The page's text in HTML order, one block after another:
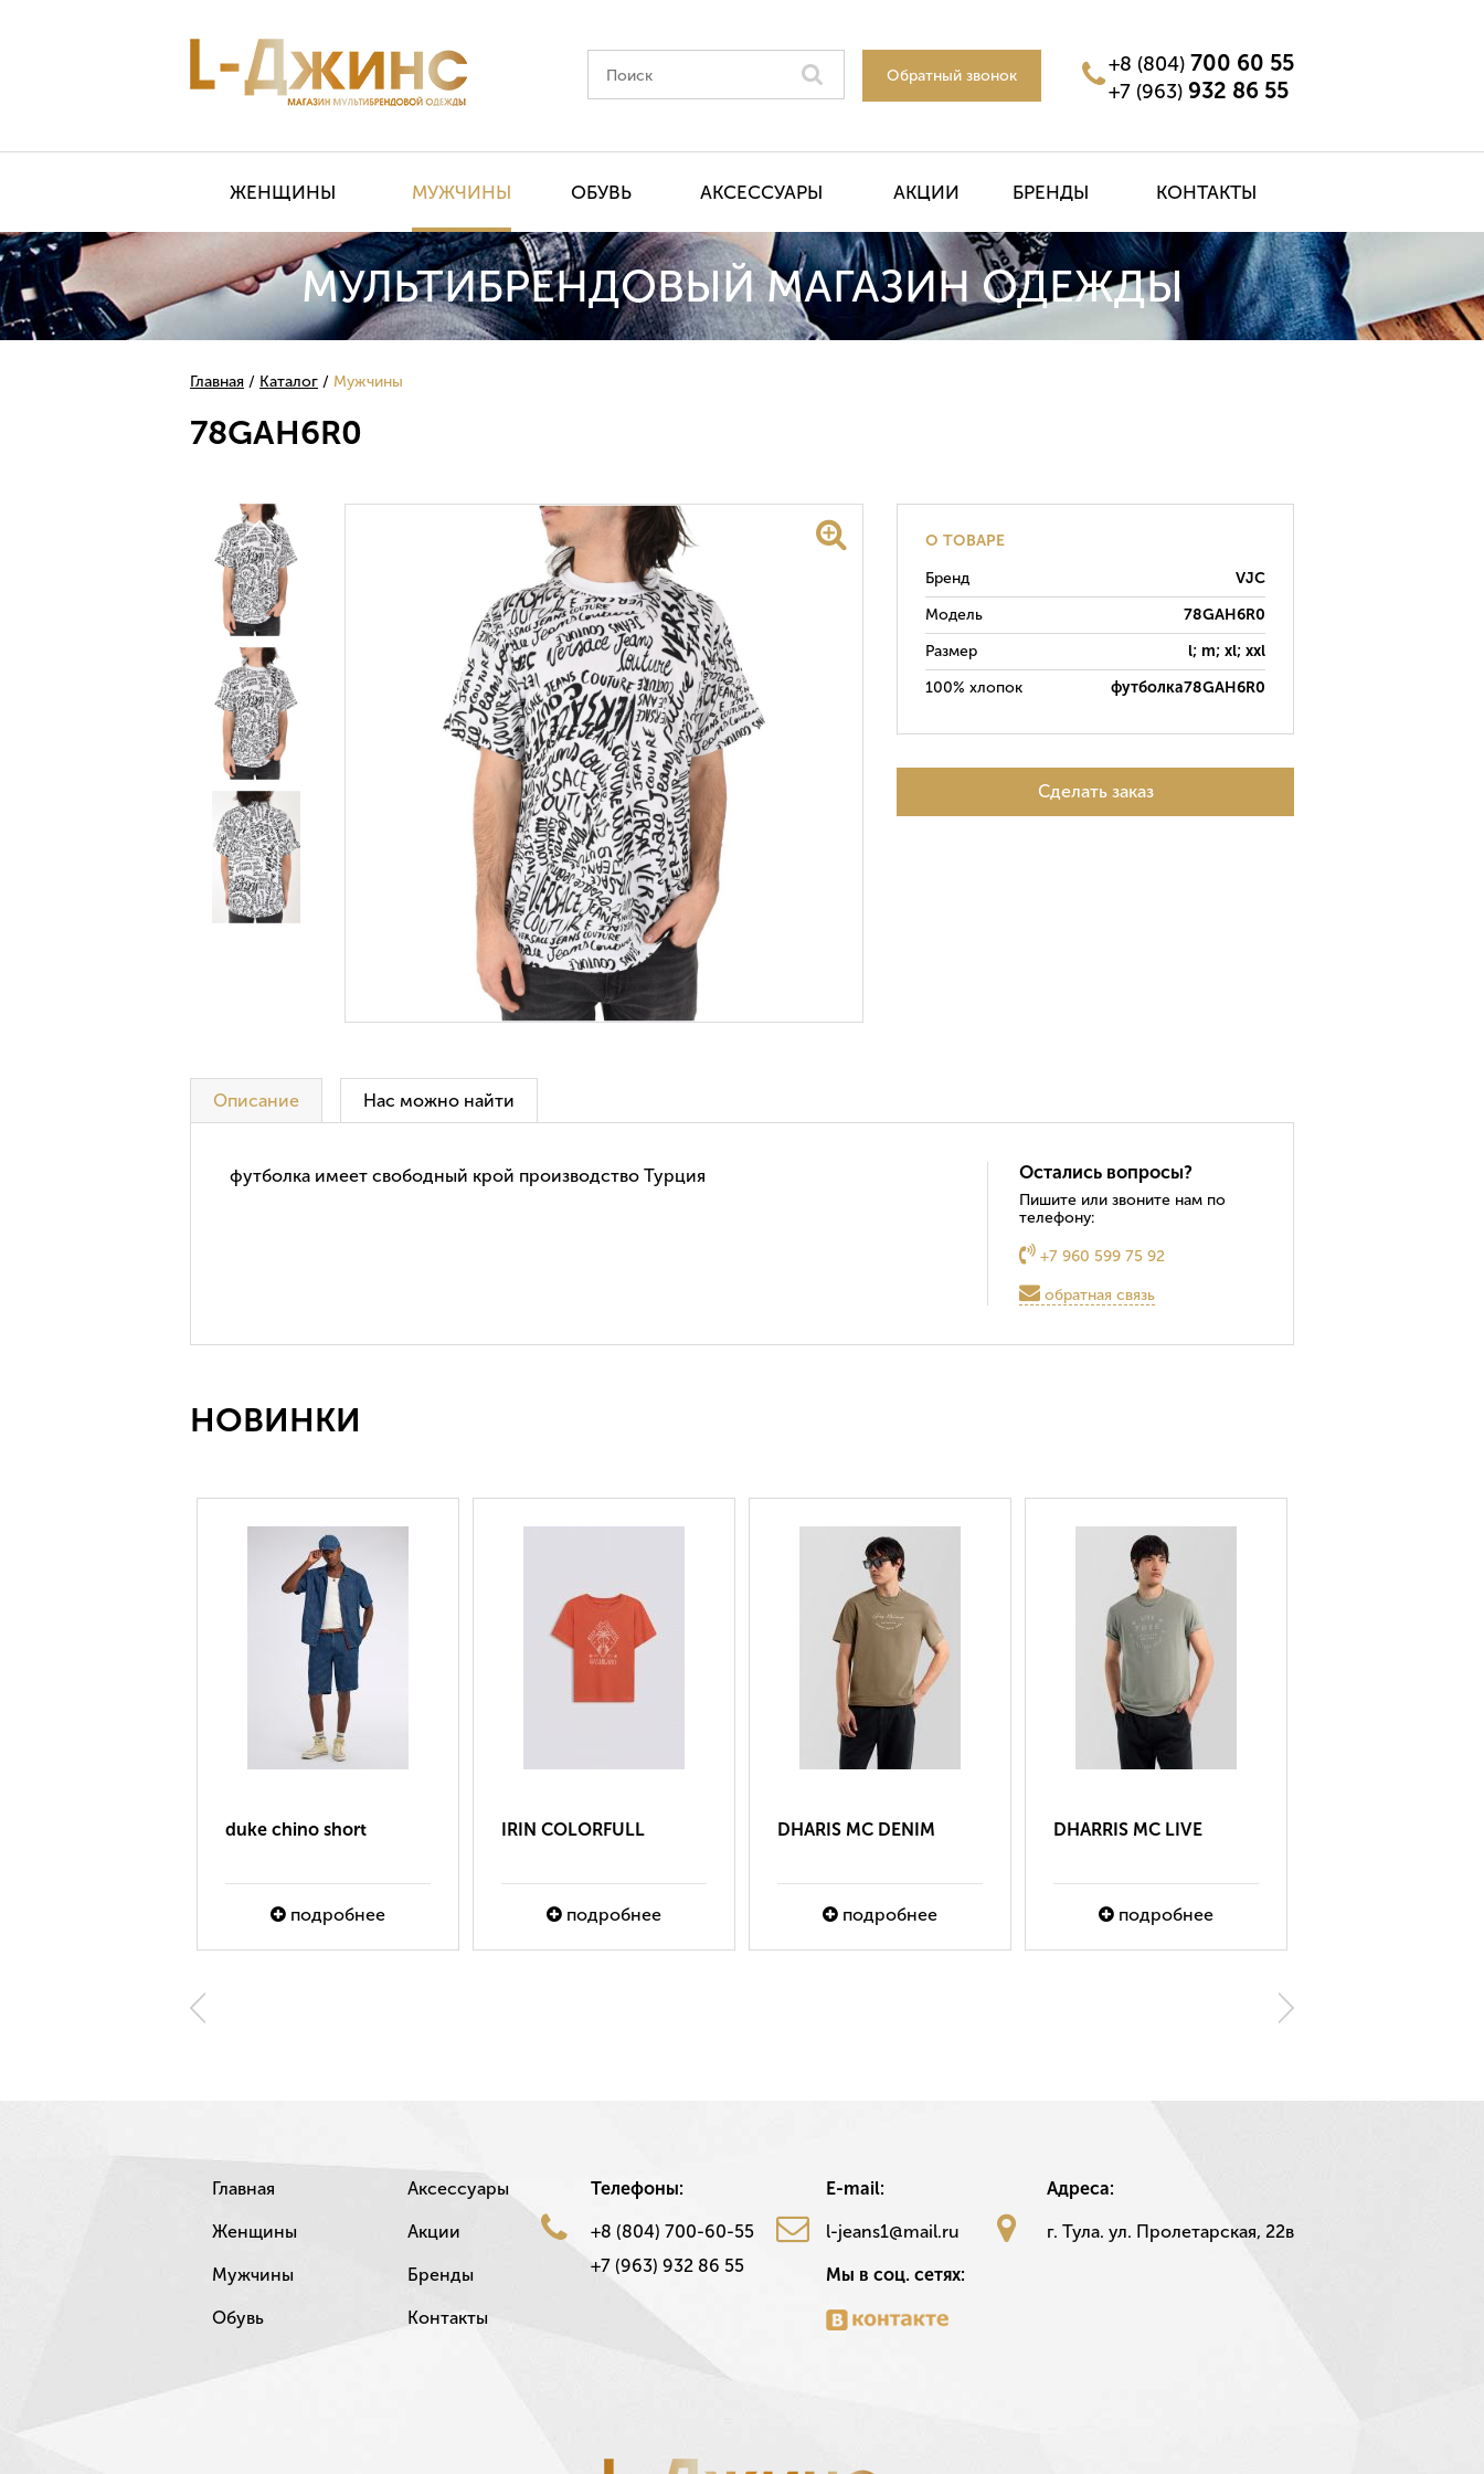
+8 (804) 700 60 55
+7 (963) 932 86 55
Обратный звонок
ЖЕНЩИНЫ МУЖЧИНЫ ОБУВЬ АКСЕССУАРЫ АКЦИИ БРЕНДЫ КОНТАКТЫ
МУЛЬТИБРЕНДОВЫЙ МАГАЗИН ОДЕЖДЫ
Главная Каталог Мужчины
78GAH6R0
О ТОВАРЕ
Бренд
VJC
Модель
78GAH6R0
Размер
l; m; xl; xxl
100% хлопок
футболка78GAH6R0
Сделать заказ
Описание Нас можно найти
футболка имеет свободный крой производство Турция Остались вопросы?
Пишите или звоните нам по
телефону:
+7 960 599 75 92
обратная связь
НОВИНКИ
duke chino short
подробнее
IRIN COLORFULL
подробнее
DHARIS MC DENIM
подробнее
DHARRIS MC LIVE
подробнее
Главная
Женщины
Мужчины
Обувь
Аксессуары
Акции
Бренды
Контакты
Телефоны:
+8 (804) 700-60-55
+7 (963) 932 86 55
E-mail:
l-jeans1@mail.ru
Мы в соц. сетях:
Адреса:
г. Тула. ул. Пролетарская, 22в